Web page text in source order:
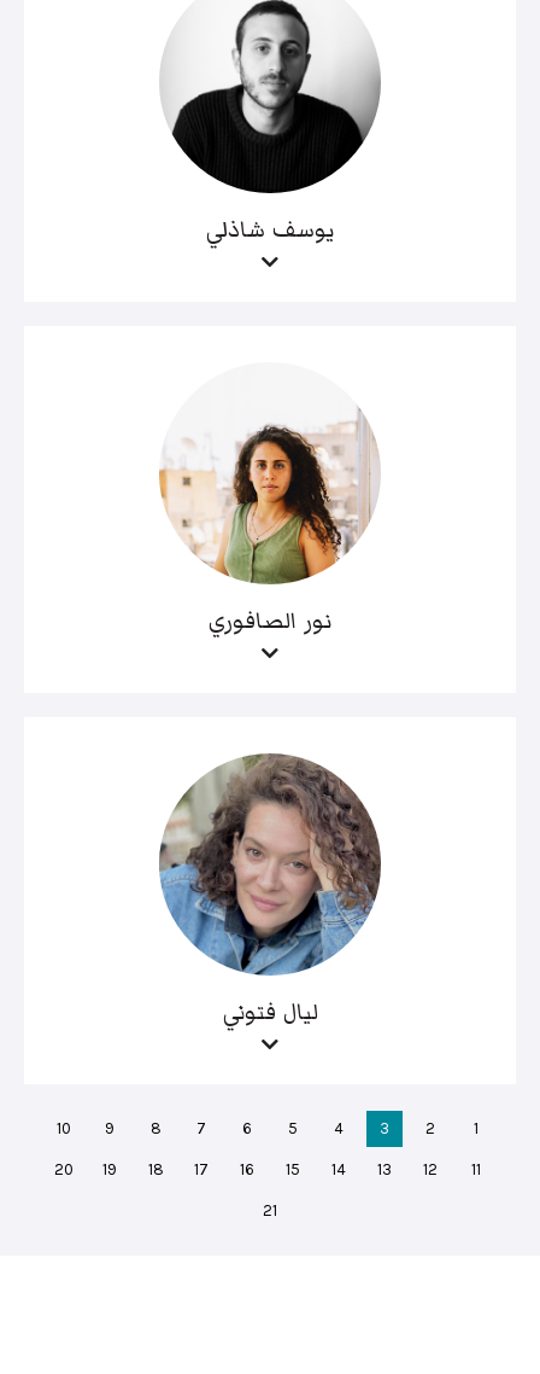
يوسف شاذلي
نور الصافوري
ليال فتوني
1
2
3
4
5
6
7
8
9
10
11
12
13
14
15
16
17
18
19
20
21